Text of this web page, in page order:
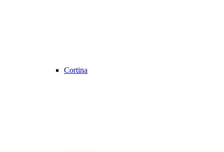
Cortina